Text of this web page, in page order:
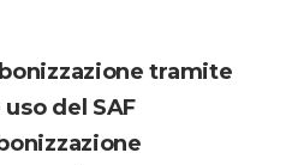
tramite
del SAF